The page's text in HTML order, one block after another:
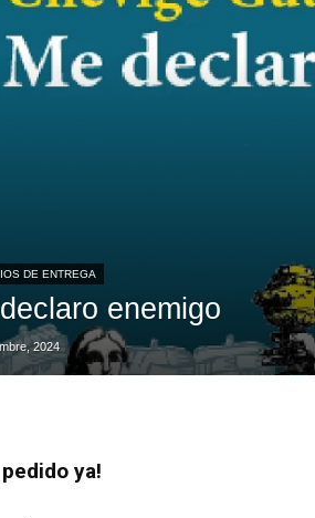
DE ENTREGA
enemigo
2024
ya!